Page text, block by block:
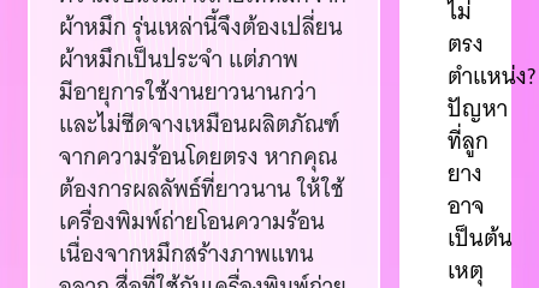
ผ้าหมึก รุ่นเหล่านี้จึงต้องเปลี่ยน
ผ้าหมึกเป็นประจำ แต่ภาพ
มีอายุการใช้งานยาวนานกว่า
และไม่ซีดจางเหมือนผลิตภัณฑ์
จากความร้อนโดยตรง หากคุณ
ต้องการผลลัพธ์ที่ยาวนาน ให้ใช้
เครื่องพิมพ์ถ่ายโอนความร้อน
เนื่องจากหมึกสร้างภาพแทน
ไม่
ตรง
ตำแหน่ง?
ปัญหา
ที่ลูก
ยาง
อาจ
เป็นต้น
เหตุ